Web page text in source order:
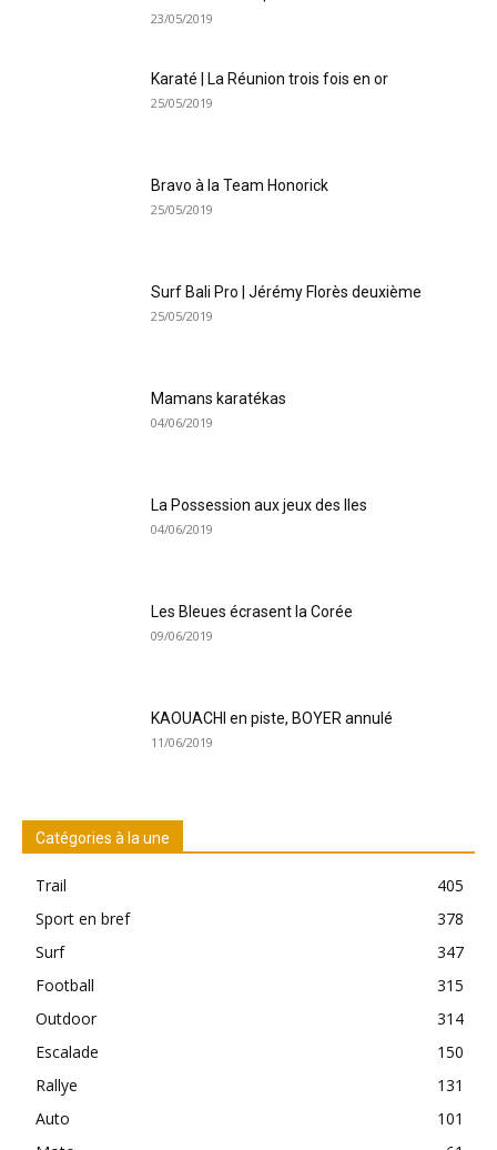
23/05/2019
Karaté | La Réunion trois fois en or
25/05/2019
Bravo à la Team Honorick
25/05/2019
Surf Bali Pro | Jérémy Florès deuxième
25/05/2019
Mamans karatékas
04/06/2019
La Possession aux jeux des Iles
04/06/2019
Les Bleues écrasent la Corée
09/06/2019
KAOUACHI en piste, BOYER annulé
11/06/2019
Catégories à la une
Trail
405
Sport en bref
378
Surf
347
Football
315
Outdoor
314
Escalade
150
Rallye
131
Auto
101